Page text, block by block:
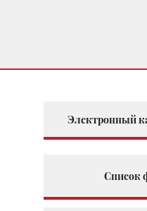
Электронный
Список